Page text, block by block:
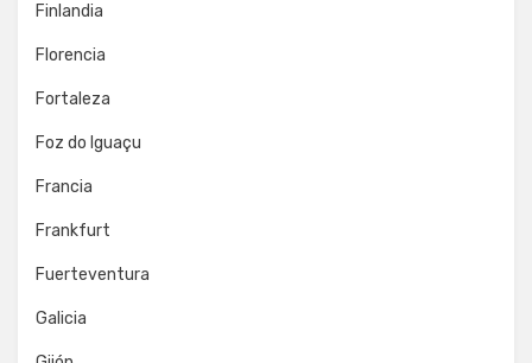
Finlandia
Florencia
Fortaleza
Foz do Iguaçu
Francia
Frankfurt
Fuerteventura
Galicia